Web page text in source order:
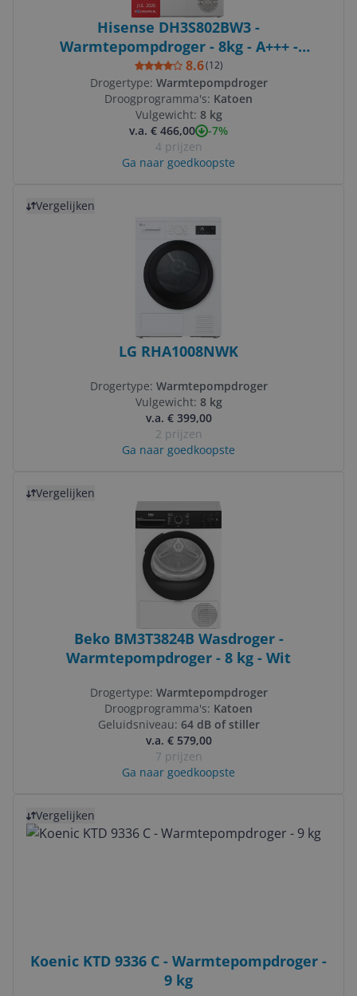
JUL 2026
Hisense DH3S802BW3 -
Warmtepompdroger - 8kg - A+++ -
ConnectLife - Wit
8.6(12)
Drogertype: Warmtepompdroger
Droogprogramma's: Katoen
Vulgewicht: 8 kg
v.a. € 466,00
-7%
4 prijzen
Ga naar goedkoopste
Vergelijken
LG RHA1008NWK
Drogertype: Warmtepompdroger
Vulgewicht: 8 kg
v.a. € 399,00
2 prijzen
Ga naar goedkoopste
Vergelijken
Beko BM3T3824B Wasdroger -
Warmtepompdroger - 8 kg - Wit
Drogertype: Warmtepompdroger
Droogprogramma's: Katoen
Geluidsniveau: 64 dB of stiller
v.a. € 579,00
7 prijzen
Ga naar goedkoopste
Vergelijken
Koenic KTD 9336 C - Warmtepompdroger -
9 kg